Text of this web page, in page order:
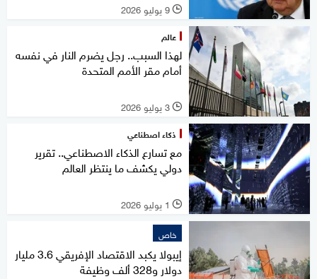
l 9 يوليو 2026
عالم
لهذا السبب.. رجل يضرم النار في نفسه
أمام مقر الأمم المتحدة
l 3 يوليو 2026
ذكاء اصطناعي
مع تسارع الذكاء الاصطناعي.. تقرير
دولي يكشف ما ينتظر العالم
l 1 يوليو 2026
خاص
إيبولا يكبد الاقتصاد الإفريقي 3.6 مليار
دولار و328 ألف وظيفة